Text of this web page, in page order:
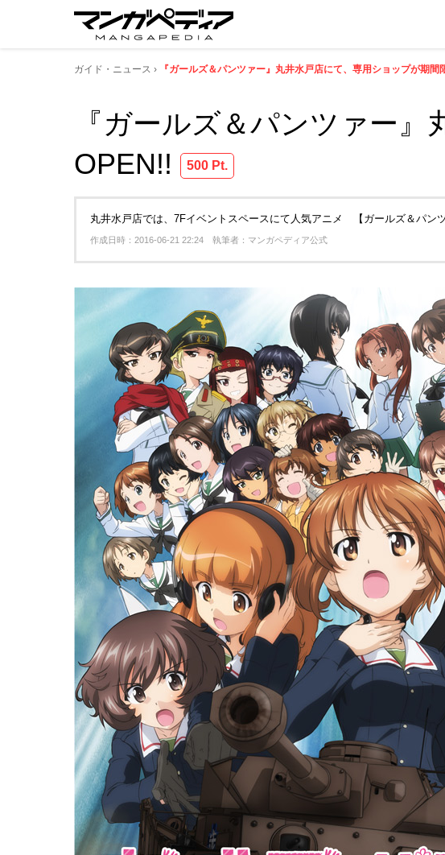
ガイド・ニュース 『ガールズ＆パンツァー』丸井水戸店にて、専用ショップが期間
『ガールズ＆パンツァー
OPEN!!
500 Pt.
丸井水戸店では、7Fイベントスペースにて人気アニメ 【ガールズ＆パン
作成日時：2016-06-21 22:24 執筆者：マンガペディア公式